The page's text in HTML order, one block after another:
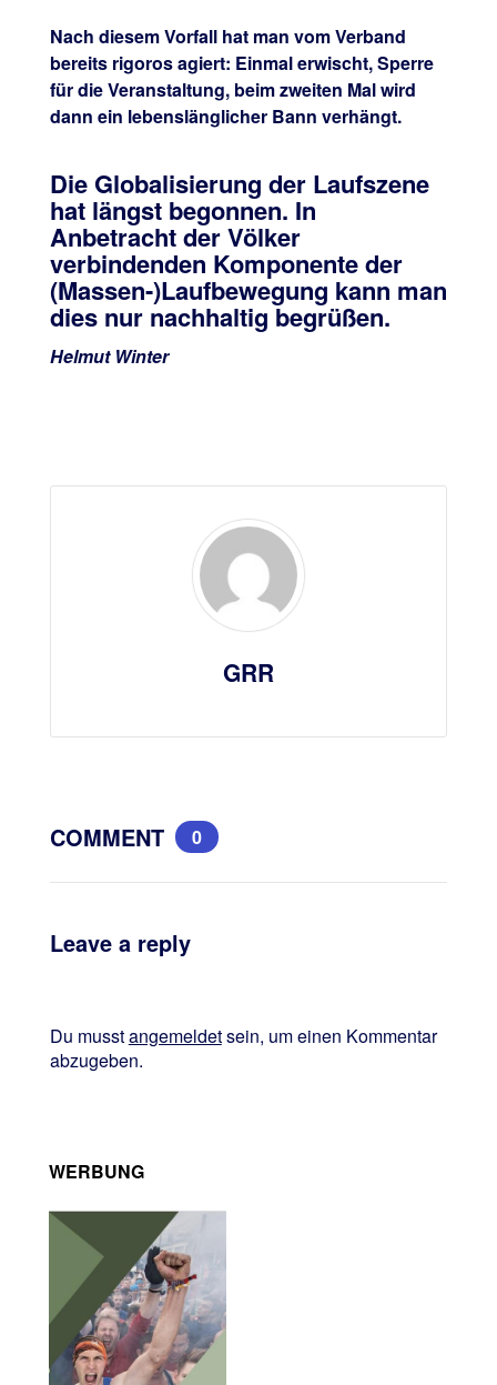
Nach diesem Vorfall hat man vom Verband
bereits rigoros agiert: Einmal erwischt, Sperre
für die Veranstaltung, beim zweiten Mal wird
dann ein lebenslänglicher Bann verhängt.
Die Globalisierung der Laufszene
hat längst begonnen. In
Anbetracht der Völker
verbindenden Komponente der
(Massen-)Laufbewegung kann man
dies nur nachhaltig begrüßen.
Helmut Winter
GRR
COMMENT 0
Leave a reply
Du musstangemeldetsein, um einen Kommentar
abzugeben.
WERBUNG